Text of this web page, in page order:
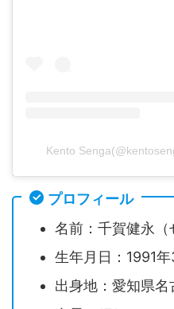
Kento
プロフィール
名前：千賀健永（
生年月日：1991
出身地：愛知県名